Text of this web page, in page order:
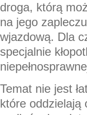
droga, którą
na jego
wjazdową. Dla
specjalnie
Temat nie jest
które oddzielają